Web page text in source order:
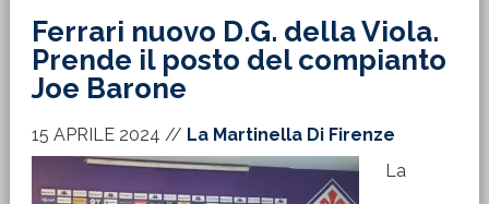
Ferrari nuovo D.G. della Viola.
Prende il posto del compianto
Joe Barone
15 APRILE 2024 // La Martinella Di Firenze
La